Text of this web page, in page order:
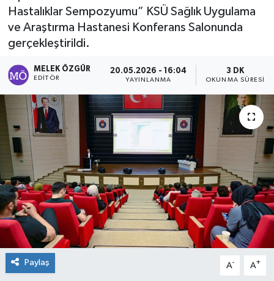
Hastalıklar Sempozyumu” KSÜ Sağlık Uygulama
ve Araştırma Hastanesi Konferans Salonunda
gerçekleştirildi.
MELEK ÖZGÜR
EDITÖR
20.05.2026 - 16:04
YAYINLANMA
3 DK
OKUNMA SÜRESI
Paylaş A- A+
Sağlık
Spor
Tarih - Kültür - Sanat - Turizm
Yaşam